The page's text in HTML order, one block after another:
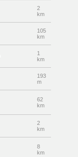
2
km
105
km
1
km
193
m
62
km
2
km
8
km